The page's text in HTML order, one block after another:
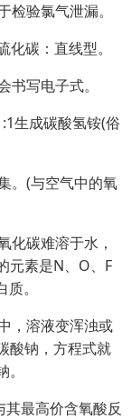
验氯气泄漏。
化碳：直线型。
写电子式。
生成碳酸氢铵(俗
。(与空气中的氧
化碳难溶于水，
元素是N、O、F
。
，溶液变浑浊或
酸钠，方程式就
最高价含氧酸反